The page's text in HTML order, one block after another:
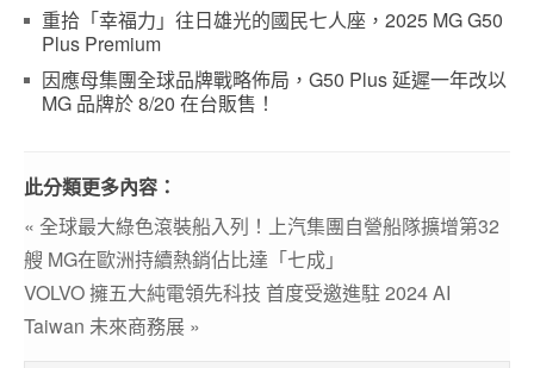
重拾「幸福力」往日雄光的國民七人座，2025 MG G50
Plus Premium
因應母集團全球品牌戰略佈局，G50 Plus 延遲一年改以
MG 品牌於 8/20 在台販售！
此分類更多內容：
« 全球最大綠色滾裝船入列！上汽集團自營船隊擴增第32
艘 MG在歐洲持續熱銷佔比達「七成」
VOLVO 擁五大純電領先科技 首度受邀進駐 2024 AI
Taiwan 未來商務展 »